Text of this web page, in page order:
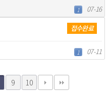
1 07-16
접수완료
1 07-11
9 10